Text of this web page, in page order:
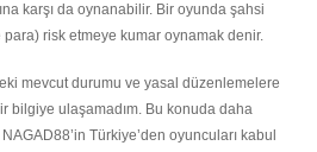
karşı da oynanabilir. Bir oyunda şahsi
para) risk etmeye kumar oynamak denir.
mevcut durumu ve yasal düzenlemelere
bilgiye ulaşamadım. Bu konuda daha
Türkiye’den oyuncuları kabul